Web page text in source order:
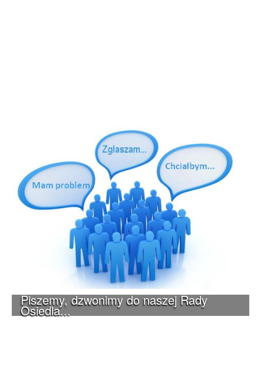
Piszemy, dzwonimy do naszej Rady
Osiedla...